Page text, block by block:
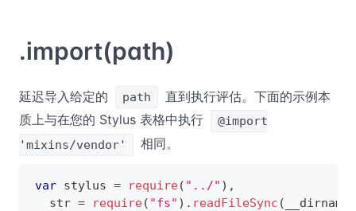
.import(path)
延迟导入给定的 path
直到执行评估。下面的示例本
质上与在您的 Stylus 表格中执行
@import
'mixins/vendor'
相同。
var stylus = require( "../" ) ,
  str
= require( "fs" ) . readFileSync ( __dirname